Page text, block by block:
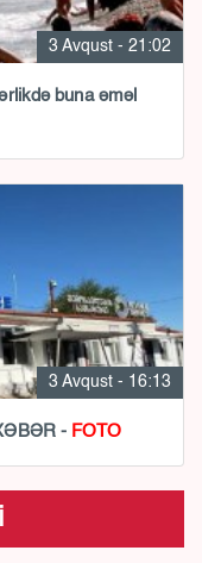
3 Avqust - 21:02
buna əməl
3 Avqust - 16:13
- FOTO